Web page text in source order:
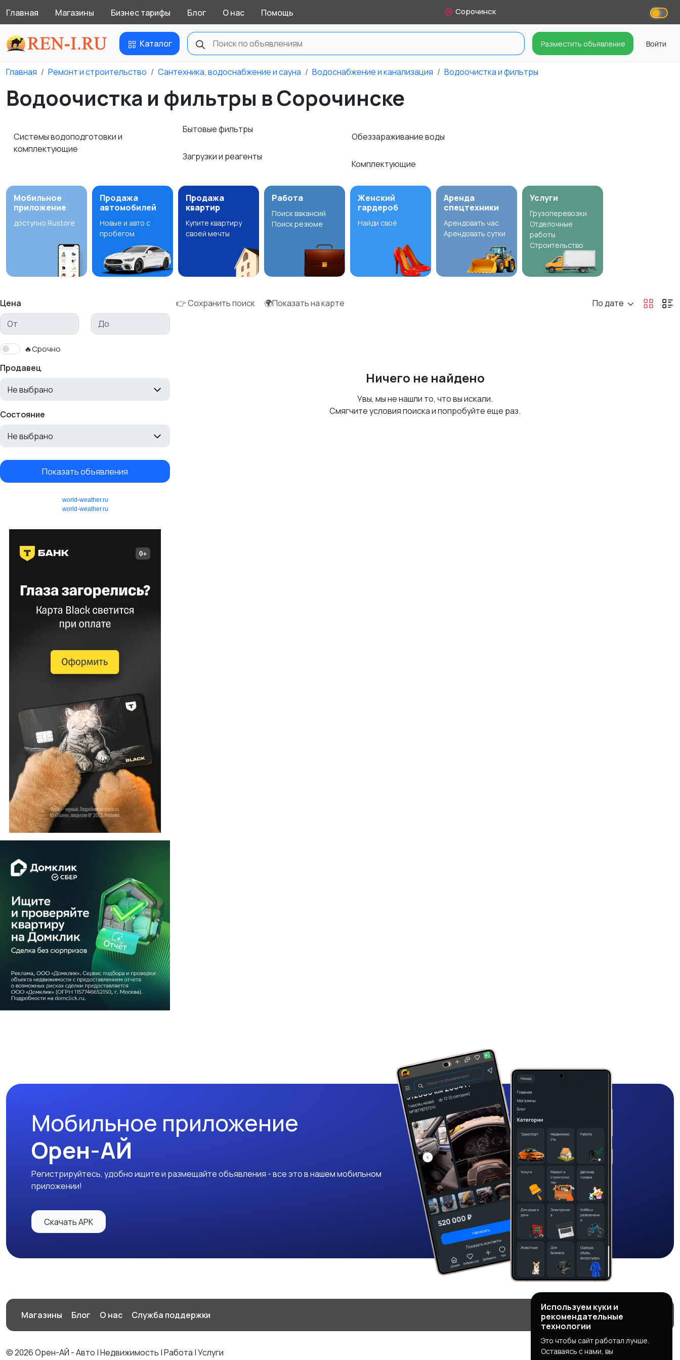
Главная Магазины Бизнес тарифы Блог О нас Помощь Сорочинск
Каталог Разместить объявление Войти
Главная Ремонт и строительство Сантехника, водоснабжение и сауна Водоснабжение и канализация Водоочистка и фильтры
Водоочистка и фильтры в Сорочинске
Системы водоподготовки и
комплектующие
Бытовые фильтры
Загрузки и реагенты
Обеззараживание воды
Комплектующие
Мобильное
приложение
доступно Rustore
Продажа
автомобилей
Новые и авто с
пробегом
Продажа
квартир
Купите квартиру
своей мечты
Работа
Поиск вакансий
Поиск резюме
Женский
гардероб
Найди своё
Аренда
спецтехники
Арендовать час
Арендовать сутки
Услуги
Грузоперевозки
Отделочные
работы
Строительство
Цена
🔥Срочно
Продавец
Не выбрано
Состояние
Не выбрано
Показать объявления
world-weather.ru
world-weather.ru
👉 Сохранить поиск 🌍Показать на карте По дате
Ничего не найдено
Увы, мы не нашли то, что вы искали.
Смягчите условия поиска и попробуйте еще раз.
Мобильное приложение
Орен-АЙ
Регистрируйтесь, удобно ищите и размещайте объявления - все это в нашем мобильном
приложении!
Скачать APK
Магазины Блог О нас Служба поддержки
© 2026 Орен-АЙ - Авто | Недвижимость | Работа | Услуги
Используем куки и
рекомендательные
технологии
Это чтобы сайт работал лучше.
Оставаясь с нами, вы